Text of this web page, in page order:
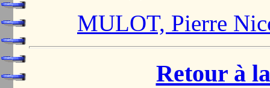
MULOT, Pierre
Retour à